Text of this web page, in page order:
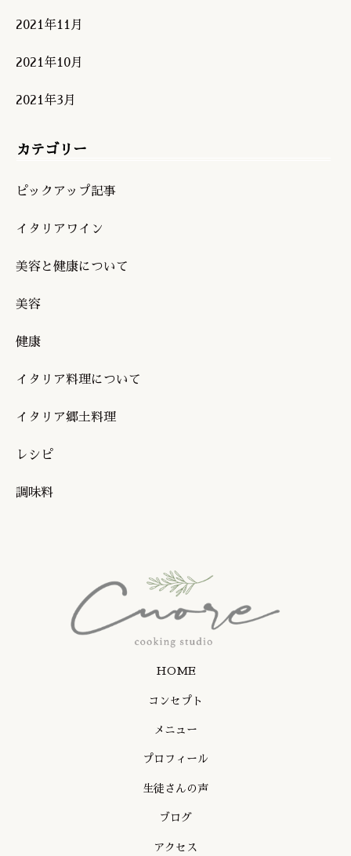
2021年11月
2021年10月
2021年3月
カテゴリー
ピックアップ記事
イタリアワイン
美容と健康について
美容
健康
イタリア料理について
イタリア郷土料理
レシピ
調味料
HOME
コンセプト
メニュー
プロフィール
生徒さんの声
ブログ
アクセス